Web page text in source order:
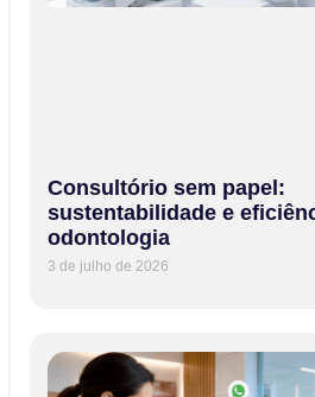
Consultório sem papel:
sustentabilidade e
odontologia
3 de julho de 2026